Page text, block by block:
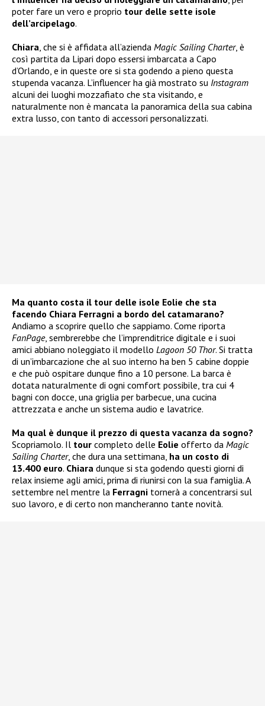
poter fare un vero e proprio tour delle sette isole
dell’arcipelago.
Chiara, che si è affidata all’azienda Magic Sailing Charter, è
così partita da Lipari dopo essersi imbarcata a Capo
d’Orlando, e in queste ore si sta godendo a pieno questa
stupenda vacanza. L’influencer ha già mostrato su Instagram
alcuni dei luoghi mozzafiato che sta visitando, e
naturalmente non è mancata la panoramica della sua cabina
extra lusso, con tanto di accessori personalizzati.
Ma quanto costa il tour delle isole Eolie che sta
facendo Chiara Ferragni a bordo del catamarano?
Andiamo a scoprire quello che sappiamo. Come riporta
FanPage, sembrerebbe che l’imprenditrice digitale e i suoi
amici abbiano noleggiato il modello Lagoon 50 Thor. Si tratta
di un’imbarcazione che al suo interno ha ben 5 cabine doppie
e che può ospitare dunque fino a 10 persone. La barca è
dotata naturalmente di ogni comfort possibile, tra cui 4
bagni con docce, una griglia per barbecue, una cucina
attrezzata e anche un sistema audio e lavatrice.
Ma qual è dunque il prezzo di questa vacanza da sogno?
Scopriamolo. Il tour completo delle Eolie offerto da Magic
Sailing Charter, che dura una settimana, ha un costo di
13.400 euro. Chiara dunque si sta godendo questi giorni di
relax insieme agli amici, prima di riunirsi con la sua famiglia. A
settembre nel mentre la Ferragni tornerà a concentrarsi sul
suo lavoro, e di certo non mancheranno tante novità.